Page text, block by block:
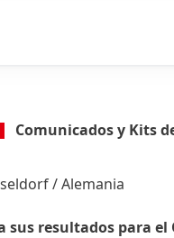
Comunicados y Kits
/ Alemania
sus resultados para el